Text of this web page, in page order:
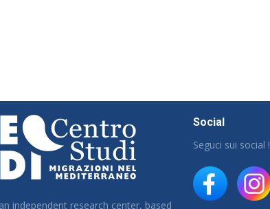
independent research center, based
Social
Seguci sui social !